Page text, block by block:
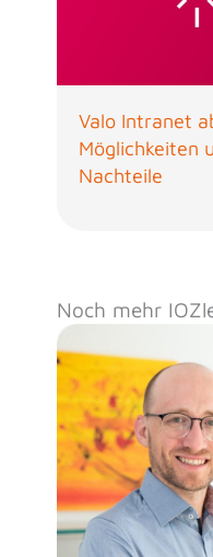
Valo Intranet
Möglichkeiten
Nachteile
Noch mehr